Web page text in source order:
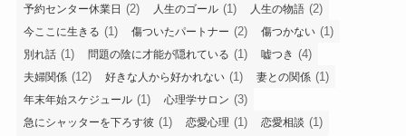
予約センター休業日 (2) 人生のゴール (1) 人生の物語 (2)
今ここに生きる (1) 傷ついたパートナー (2) 傷つかない (1)
別れ話 (1) 問題の陰に才能が隠れている (1) 嘘つき (4)
夫婦関係 (12) 好きな人から好かれない (1) 妻との関係 (1)
年末年始スケジュール (1) 心理学サロン (3)
急にシャッターを下ろす彼 (1) 恋愛心理 (1) 恋愛相談 (1)